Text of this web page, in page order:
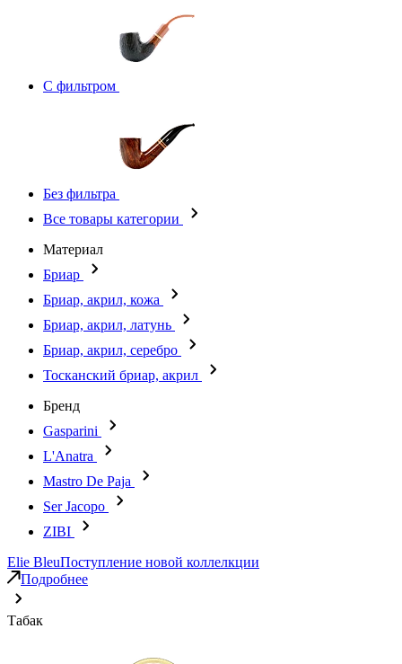
С фильтром
Без фильтра
Все товары категории
Материал
Бриар
Бриар, акрил, кожа
Бриар, акрил, латунь
Бриар, акрил, серебро
Тосканский бриар, акрил
Бренд
Gasparini
L'Anatra
Mastro De Paja
Ser Jacopo
ZIBI
Elie BleuПоступление новой коллелкции
Подробнее
Табак